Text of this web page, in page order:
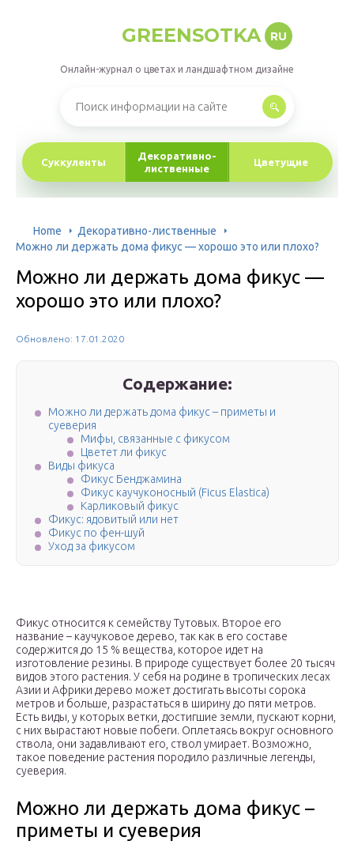
GREENSOTKA RU
Онлайн-журнал о цветах и ландшафтном дизайне
Суккуленты
Декоративно-
лиственные
Цветущие
Home
Декоративно-лиственные
Можно ли держать дома фикус — хорошо это или плохо?
Можно ли держать дома фикус —
хорошо это или плохо?
Обновлено: 17.01.2020
Содержание:
Можно ли держать дома фикус – приметы и
суеверия
Мифы, связанные с фикусом
Цветет ли фикус
Виды фикуса
Фикус Бенджамина
Фикус каучуконосный (Ficus Elastica)
Карликовый фикус
Фикус: ядовитый или нет
Фикус по фен-шуй
Уход за фикусом
Фикус относится к семейству Тутовых. Второе его
название – каучуковое дерево, так как в его составе
содержится до 15 % вещества, которое идет на
изготовление резины. В природе существует более 20 тысяч
видов этого растения. У себя на родине в тропических лесах
Азии и Африки дерево может достигать высоты сорока
метров и больше, разрастаться в ширину до пяти метров.
Есть виды, у которых ветки, достигшие земли, пускают корни,
с них вырастают новые побеги. Оплетаясь вокруг основного
ствола, они задавливают его, ствол умирает. Возможно,
такое поведение растения породило различные легенды,
суеверия.
Можно ли держать дома фикус –
приметы и суеверия